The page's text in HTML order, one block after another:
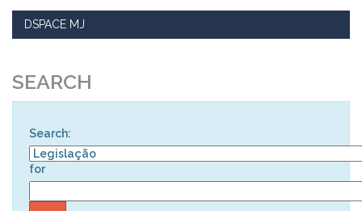
DSPACE MJ
SEARCH
Search:
for